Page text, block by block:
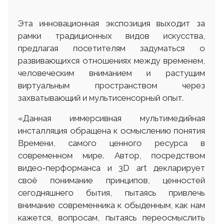
Эта инновационная экспозиция выходит за
рамки традиционных видов искусства,
предлагая посетителям задуматься о
развивающихся отношениях между временем,
человеческим вниманием и растущим
виртуальным пространством через
захватывающий и мультисенсорный опыт.
«Данная иммерсивная мультимедийная
инсталляция обращена к осмыслению понятия
Времени, самого ценного ресурса в
современном мире. Автор, посредством
видео-перформанса и 3D art декларирует
своё понимание принципов, ценностей
сегодняшнего бытия, пытаясь привлечь
внимание современника к обыденным, как нам
кажется, вопросам, пытаясь переосмыслить